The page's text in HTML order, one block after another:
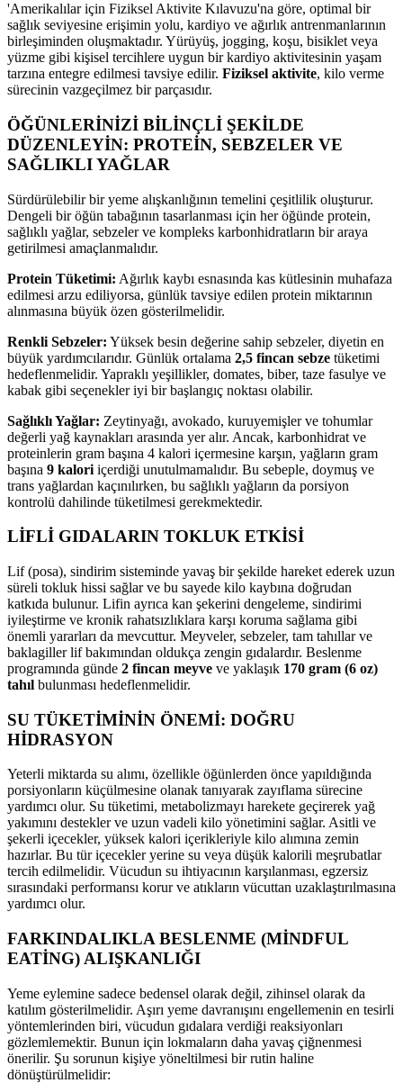
'Amerikalılar için Fiziksel Aktivite Kılavuzu'na göre, optimal bir
sağlık seviyesine erişimin yolu, kardiyo ve ağırlık antrenmanlarının
birleşiminden oluşmaktadır. Yürüyüş, jogging, koşu, bisiklet veya
yüzme gibi kişisel tercihlere uygun bir kardiyo aktivitesinin yaşam
tarzına entegre edilmesi tavsiye edilir. Fiziksel aktivite, kilo verme
sürecinin vazgeçilmez bir parçasıdır.
ÖĞÜNLERİNİZİ BİLİNÇLİ ŞEKİLDE
DÜZENLEYİN: PROTEİN, SEBZELER VE
SAĞLIKLI YAĞLAR
Sürdürülebilir bir yeme alışkanlığının temelini çeşitlilik oluşturur.
Dengeli bir öğün tabağının tasarlanması için her öğünde protein,
sağlıklı yağlar, sebzeler ve kompleks karbonhidratların bir araya
getirilmesi amaçlanmalıdır.
Protein Tüketimi: Ağırlık kaybı esnasında kas kütlesinin muhafaza
edilmesi arzu ediliyorsa, günlük tavsiye edilen protein miktarının
alınmasına büyük özen gösterilmelidir.
Renkli Sebzeler: Yüksek besin değerine sahip sebzeler, diyetin en
büyük yardımcılarıdır. Günlük ortalama 2,5 fincan sebze tüketimi
hedeflenmelidir. Yapraklı yeşillikler, domates, biber, taze fasulye ve
kabak gibi seçenekler iyi bir başlangıç noktası olabilir.
Sağlıklı Yağlar: Zeytinyağı, avokado, kuruyemişler ve tohumlar
değerli yağ kaynakları arasında yer alır. Ancak, karbonhidrat ve
proteinlerin gram başına 4 kalori içermesine karşın, yağların gram
başına 9 kalori içerdiği unutulmamalıdır. Bu sebeple, doymuş ve
trans yağlardan kaçınılırken, bu sağlıklı yağların da porsiyon
kontrolü dahilinde tüketilmesi gerekmektedir.
LİFLİ GIDALARIN TOKLUK ETKİSİ
Lif (posa), sindirim sisteminde yavaş bir şekilde hareket ederek uzun
süreli tokluk hissi sağlar ve bu sayede kilo kaybına doğrudan
katkıda bulunur. Lifin ayrıca kan şekerini dengeleme, sindirimi
iyileştirme ve kronik rahatsızlıklara karşı koruma sağlama gibi
önemli yararları da mevcuttur. Meyveler, sebzeler, tam tahıllar ve
baklagiller lif bakımından oldukça zengin gıdalardır. Beslenme
programında günde 2 fincan meyve ve yaklaşık 170 gram (6 oz)
tahıl bulunması hedeflenmelidir.
SU TÜKETİMİNİN ÖNEMİ: DOĞRU
HİDRASYON
Yeterli miktarda su alımı, özellikle öğünlerden önce yapıldığında
porsiyonların küçülmesine olanak tanıyarak zayıflama sürecine
yardımcı olur. Su tüketimi, metabolizmayı harekete geçirerek yağ
yakımını destekler ve uzun vadeli kilo yönetimini sağlar. Asitli ve
şekerli içecekler, yüksek kalori içerikleriyle kilo alımına zemin
hazırlar. Bu tür içecekler yerine su veya düşük kalorili meşrubatlar
tercih edilmelidir. Vücudun su ihtiyacının karşılanması, egzersiz
sırasındaki performansı korur ve atıkların vücuttan uzaklaştırılmasına
yardımcı olur.
FARKINDALIKLA BESLENME (MİNDFUL
EATİNG) ALIŞKANLIĞI
Yeme eylemine sadece bedensel olarak değil, zihinsel olarak da
katılım gösterilmelidir. Aşırı yeme davranışını engellemenin en tesirli
yöntemlerinden biri, vücudun gıdalara verdiği reaksiyonları
gözlemlemektir. Bunun için lokmaların daha yavaş çiğnenmesi
önerilir. Şu sorunun kişiye yöneltilmesi bir rutin haline
dönüştürülmelidir: